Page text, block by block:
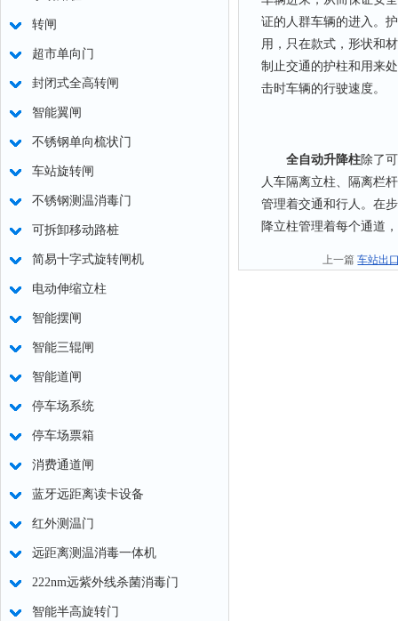
转闸
超市单向门
封闭式全高转闸
智能翼闸
不锈钢单向梳状门
车站旋转闸
不锈钢测温消毒门
可拆卸移动路桩
简易十字式旋转闸机
电动伸缩立柱
智能摆闸
智能三辊闸
智能道闸
停车场系统
停车场票箱
消费通道闸
蓝牙远距离读卡设备
红外测温门
远距离测温消毒一体机
222nm远紫外线杀菌消毒门
智能半高旋转门
证的人群车辆的进入。
用，只在款式，形状和
制止交通的护柱和用来
击时车辆的行驶速度。
全自动升降柱除了
人车隔离立柱、隔离栏
管理着交通和行人。在
降立柱管理着每个通道
上一篇车站出